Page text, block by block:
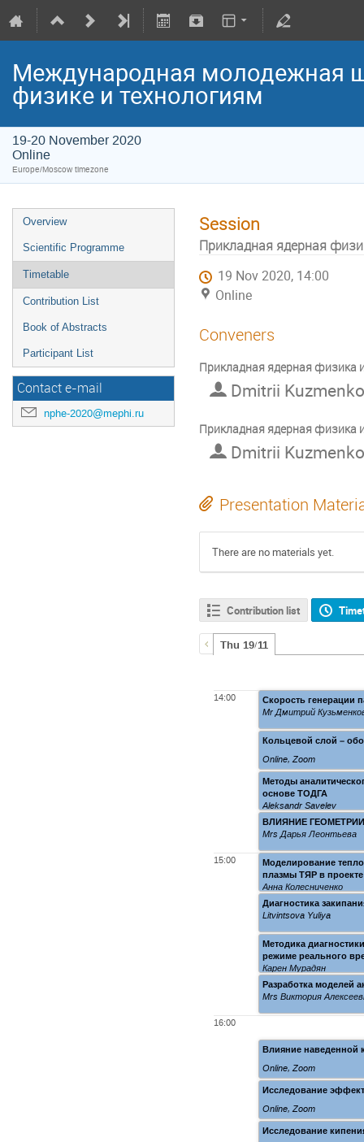
Международная молодежная
физике и технологиям
19-20 November 2020
Online
Europe/Moscow timezone
Overview
Scientific Programme
Timetable
Contribution List
Book of Abstracts
Participant List
Contact e-mail
nphe-2020@mephi.ru
Session
Прикладная ядерная
19 Nov 2020, 14:00
Online
Conveners
Прикладная ядерная физика
Dmitrii
Прикладная ядерная физика
Dmitrii
Presentation
There are no materials yet.
Contribution list
Thu 19/11
14:00
15:00
16:00
Mr Дмитрий
Скорость генерации
Кольцевой слой –
Online,Zoom
Aleksandr Savelev
Методы
основе ТОДГА
Mrs Дарья Леонтьева
ВЛИЯНИЕ
Анна Колесниченко
Моделирование
плазмы ТЯР в
Litvintsova Yuliya
Диагностика
Карен Мурадян
Методика
режиме реального
Mrs Виктория
Разработка моделей
Влияние наведенной
Online,Zoom
Исследование
Online,Zoom
Исследование